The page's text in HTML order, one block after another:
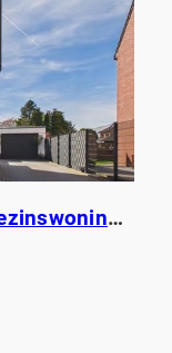
Willich: representatieve eengezinswoning met hoogwaardige afwerking, een prachtige tuin en een sauna